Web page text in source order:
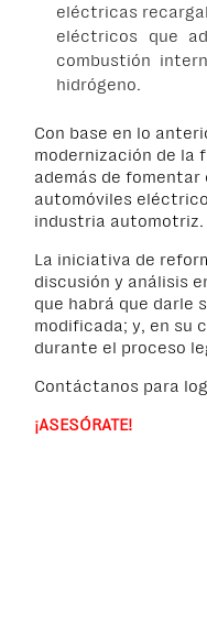
eléctricas
eléctricos que
combustión
hidrógeno.
Con base en lo
modernización de la
además de
automóviles
industria automotriz.
La iniciativa de
discusión y análisis
que habrá que darle
modificada; y, en su
durante el proceso
Contáctanos para
¡ASESÓRATE!